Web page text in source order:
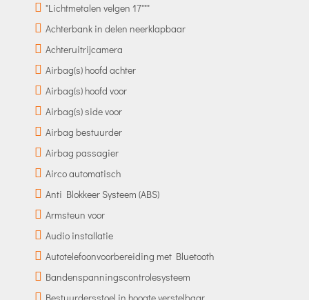
"Lichtmetalen velgen 17"""
Achterbank in delen neerklapbaar
Achteruitrijcamera
Airbag(s) hoofd achter
Airbag(s) hoofd voor
Airbag(s) side voor
Airbag bestuurder
Airbag passagier
Airco automatisch
Anti Blokkeer Systeem (ABS)
Armsteun voor
Audio installatie
Autotelefoonvoorbereiding met Bluetooth
Bandenspanningscontrolesysteem